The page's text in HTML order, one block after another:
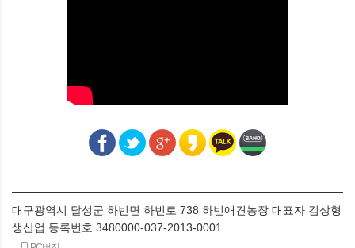
대구광역시 달성군 하빈면 하빈로 738 하빈애견농장 대표자 김상형
생산업 등록번호 3480000-037-2013-0001